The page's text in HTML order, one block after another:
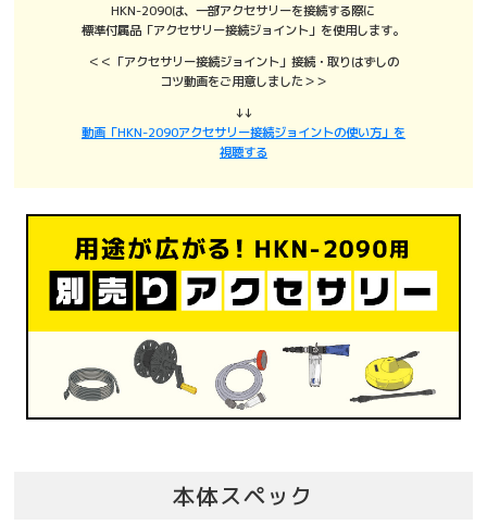
HKN-2090は、一部アクセサリーを接続する際に
標準付属品「アクセサリー接続ジョイント」を使用します。
＜＜「アクセサリー接続ジョイント」接続・取りはずしの
コツ動画をご用意しました＞＞
↓↓
動画「HKN-2090アクセサリー接続ジョイントの使い方」を
視聴する
本体スペック